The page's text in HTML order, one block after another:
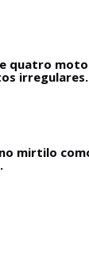
quatro
mirtilo